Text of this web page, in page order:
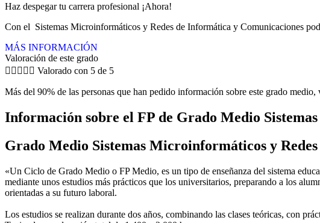
Haz despegar tu carrera profesional ¡Ahora!
Con el Sistemas Microinformáticos y Redes de Informática y Comunicaciones
MÁS INFORMACIÓN
Valoración de este grado
     Valorado con 5 de 5
Más del 90% de las personas que han pedido información sobre este grado
Información sobre el FP de Grado Medio
Grado Medio Sistemas Microinformáticos y Redes
«Un Ciclo de Grado Medio o FP Medio, es un tipo de enseñanza del sistema
mediante unos estudios más prácticos que los universitarios, preparando a los
orientadas a su futuro laboral.
Los estudios se realizan durante dos años, combinando las clases teóricas, con